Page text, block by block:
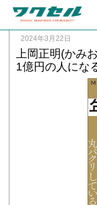
2024年3月22日
上岡正明(かみ
1億円の人にな